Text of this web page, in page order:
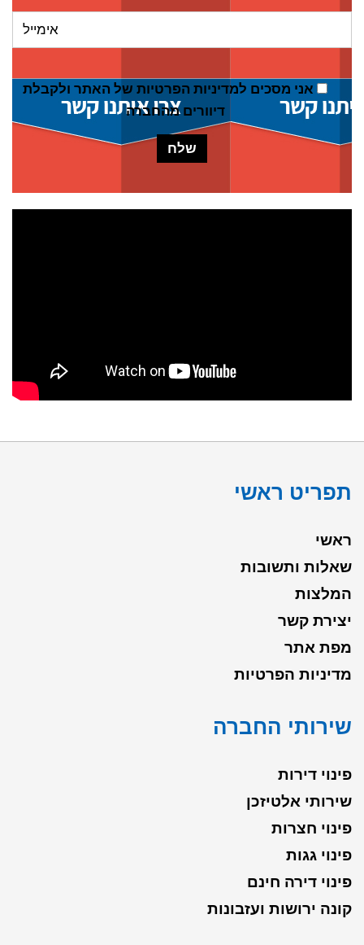
אני מסכים למדיניות הפרטיות של האתר ולקבלת
דיוורים מהחברה
תפריט ראשי
ראשי
שאלות ותשובות
המלצות
יצירת קשר
מפת אתר
מדיניות הפרטיות
שירותי החברה
פינוי דירות
שירותי אלטיזכן
פינוי חצרות
פינוי גגות
פינוי דירה חינם
קונה ירושות ועזבונות